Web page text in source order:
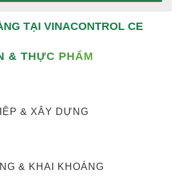
TẠI VINACONTROL CE
& THỰC PHẨM
& XÂY DỰNG
& KHAI KHOÁNG